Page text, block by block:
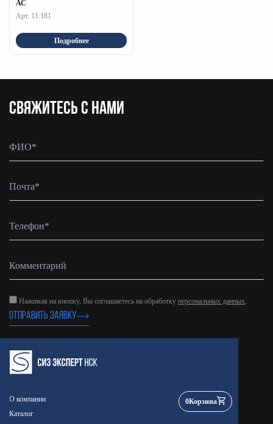
АС
Арт. 11.181
Подробнее
CВЯЖИТЕСЬ С НАМИ
ОТПРАВИТЬ ЗАЯВКУ
Нажимая на кнопку, Вы соглашаетесь на обработку персональных данных.
О компании
Каталог
0Корзина